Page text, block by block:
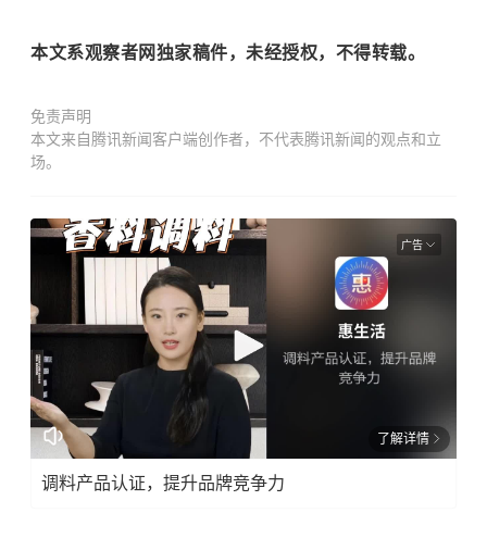
本文系观察者网独家稿件，未经授权，不得转载。
免责声明
本文来自腾讯新闻客户端创作者，不代表腾讯新闻的观点和立
场。
广告
了解详情
调料产品认证，提升品牌竞争力